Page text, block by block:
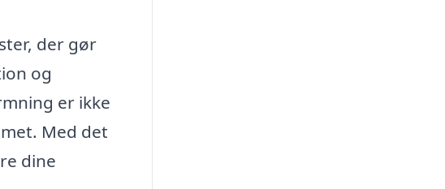
der gør
og
er ikke
Med det
dine